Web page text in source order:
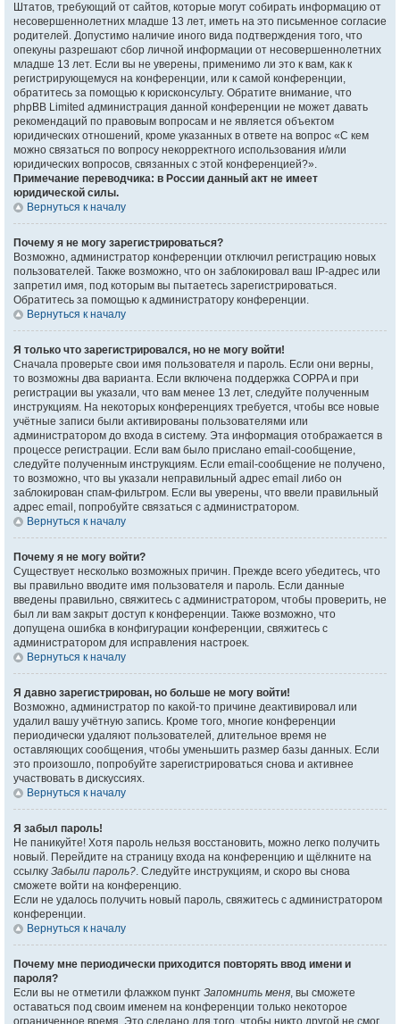
Штатов, требующий от сайтов, которые могут собирать информацию от
несовершеннолетних младше 13 лет, иметь на это письменное согласие
родителей. Допустимо наличие иного вида подтверждения того, что
опекуны разрешают сбор личной информации от несовершеннолетних
младше 13 лет. Если вы не уверены, применимо ли это к вам, как к
регистрирующемуся на конференции, или к самой конференции,
обратитесь за помощью к юрисконсульту. Обратите внимание, что
phpBB Limited администрация данной конференции не может давать
рекомендаций по правовым вопросам и не является объектом
юридических отношений, кроме указанных в ответе на вопрос «С кем
можно связаться по вопросу некорректного использования и/или
юридических вопросов, связанных с этой конференцией?».
Примечание переводчика: в России данный акт не имеет
юридической силы.
Вернуться к началу
Почему я не могу зарегистрироваться?
Возможно, администратор конференции отключил регистрацию новых
пользователей. Также возможно, что он заблокировал ваш IP-адрес или
запретил имя, под которым вы пытаетесь зарегистрироваться.
Обратитесь за помощью к администратору конференции.
Вернуться к началу
Я только что зарегистрировался, но не могу войти!
Сначала проверьте свои имя пользователя и пароль. Если они верны,
то возможны два варианта. Если включена поддержка COPPA и при
регистрации вы указали, что вам менее 13 лет, следуйте полученным
инструкциям. На некоторых конференциях требуется, чтобы все новые
учётные записи были активированы пользователями или
администратором до входа в систему. Эта информация отображается в
процессе регистрации. Если вам было прислано email-сообщение,
следуйте полученным инструкциям. Если email-сообщение не получено,
то возможно, что вы указали неправильный адрес email либо он
заблокирован спам-фильтром. Если вы уверены, что ввели правильный
адрес email, попробуйте связаться с администратором.
Вернуться к началу
Почему я не могу войти?
Существует несколько возможных причин. Прежде всего убедитесь, что
вы правильно вводите имя пользователя и пароль. Если данные
введены правильно, свяжитесь с администратором, чтобы проверить, не
был ли вам закрыт доступ к конференции. Также возможно, что
допущена ошибка в конфигурации конференции, свяжитесь с
администратором для исправления настроек.
Вернуться к началу
Я давно зарегистрирован, но больше не могу войти!
Возможно, администратор по какой-то причине деактивировал или
удалил вашу учётную запись. Кроме того, многие конференции
периодически удаляют пользователей, длительное время не
оставляющих сообщения, чтобы уменьшить размер базы данных. Если
это произошло, попробуйте зарегистрироваться снова и активнее
участвовать в дискуссиях.
Вернуться к началу
Я забыл пароль!
Не паникуйте! Хотя пароль нельзя восстановить, можно легко получить
новый. Перейдите на страницу входа на конференцию и щёлкните на
ссылку Забыли пароль?. Следуйте инструкциям, и скоро вы снова
сможете войти на конференцию.
Если не удалось получить новый пароль, свяжитесь с администратором
конференции.
Вернуться к началу
Почему мне периодически приходится повторять ввод имени и
пароля?
Если вы не отметили флажком пункт Запомнить меня, вы сможете
оставаться под своим именем на конференции только некоторое
ограниченное время. Это сделано для того, чтобы никто другой не смог